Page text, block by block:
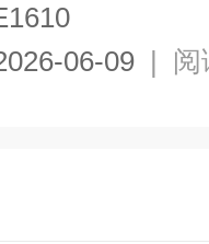
06-09 | 阅